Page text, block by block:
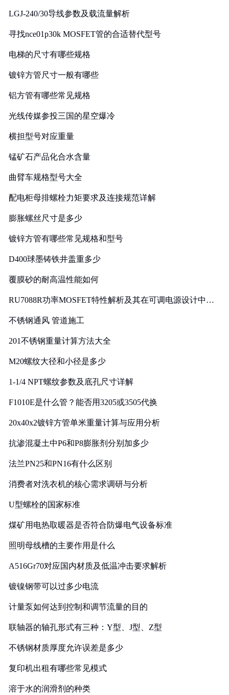
LGJ-240/30导线参数及载流量解析
寻找nce01p30k MOSFET管的合适替代型号
电梯的尺寸有哪些规格
镀锌方管尺寸一般有哪些
铝方管有哪些常见规格
光线传媒参投三国的星空爆冷
横担型号对应重量
锰矿石产品化合水含量
曲臂车规格型号大全
配电柜母排螺栓力矩要求及连接规范详解
膨胀螺丝尺寸是多少
镀锌方管有哪些常见规格和型号
D400球墨铸铁井盖重多少
覆膜砂的耐高温性能如何
RU7088R功率MOSFET特性解析及其在可调电源设计中的
不锈钢通风 管道施工
201不锈钢重量计算方法大全
M20螺纹大径和小径是多少
1-1/4 NPT螺纹参数及底孔尺寸详解
F1010E是什么管？能否用3205或3505代换
20x40x2镀锌方管单米重量计算与应用分析
抗渗混凝土中P6和P8膨胀剂分别加多少
法兰PN25和PN16有什么区别
消费者对洗衣机的核心需求调研与分析
U型螺栓的国家标准
煤矿用电热取暖器是否符合防爆电气设备标准
照明母线槽的主要作用是什么
A516Gr70对应国内材质及低温冲击要求解析
镀镍钢带可以过多少电流
计量泵如何达到控制和调节流量的目的
联轴器的轴孔形式有三种：Y型、J型、Z型
不锈钢材质厚度允许误差是多少
复印机出租有哪些常见模式
溶于水的润滑剂的种类